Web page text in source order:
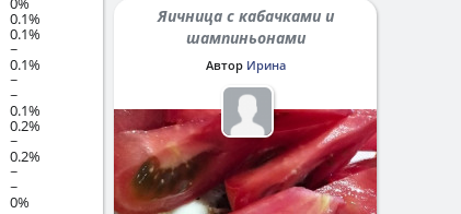
0.1%
0.1%
~
0.1%
~
~
0.1%
0.2%
~
0.2%
~
~
0%
Яичница с кабачками и
шампиньонами
Автор Ирина